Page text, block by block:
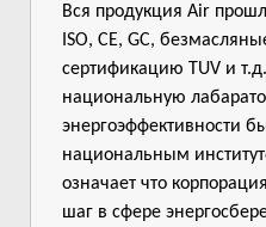
Вся продукция Air
ISO, CE, GC,
сертификацию TUV и
национальную
энергоэффективности
национальным
означает что
шаг в сфере